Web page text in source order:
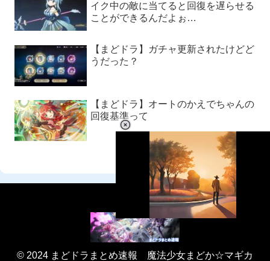
U
n
m
L
o
a
e
イク中の敵に当てると回復を遅らせる
ことができるんだよぉ…
【まどドラ】ガチャ更新されたけどど
うだった？
【まどドラ】オートのかえでちゃんの
回復基準って
© 2024 まどドラまとめ速報 魔法少女まどか☆マギカ